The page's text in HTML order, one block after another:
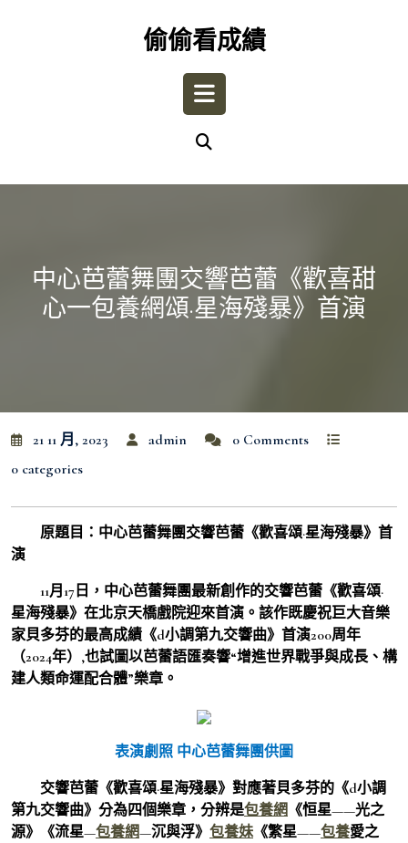
偷偷看成績
Open
中心芭蕾舞團交響芭蕾《歡喜甜
心一包養網頌·星海殘暴》首演
21 11 月, 2023 admin
0 Comments
0 categories
原題目：中心芭蕾舞團交響芭蕾《歡喜頌·星海殘暴》首
演
11月17日，中心芭蕾舞團最新創作的交響芭蕾《歡喜頌·
星海殘暴》在北京天橋戲院迎來首演。該作既慶祝巨大音樂
家貝多芬的最高成績《d小調第九交響曲》首演200周年
（2024年）,也試圖以芭蕾語匯奏響“增進世界戰爭與成長、構
建人類命運配合體”樂章。
表演劇照 中心芭蕾舞團供圖
交響芭蕾《歡喜頌·星海殘暴》對應著貝多芬的《d小調
第九交響曲》分為四個樂章，分辨是包養網 《恒星——光之
源》《流星—包養網—沉與浮》 包養妹 《繁星——包養愛之